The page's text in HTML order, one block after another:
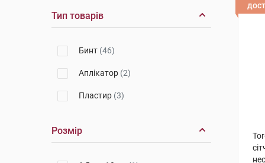
ТОВ Лієпайської спеціальної
Медікал,
Тип товарів
Бинт (46)
Аплікатор (2)
Пластир (3)
Розмір